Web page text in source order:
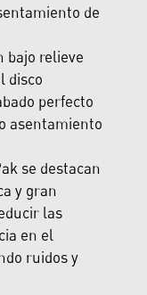
de
bajo relieve
disco
perfecto
asentamiento
se destacan
y gran
las
en el
ruidos y